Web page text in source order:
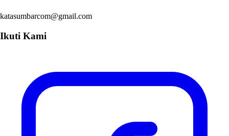
katasumbarcom@gmail.com
Ikuti Kami